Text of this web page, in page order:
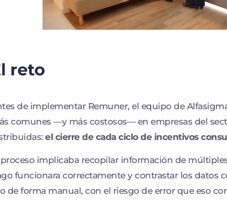
reto
de implementar Remuner, el equipo de
comunes —y más costosos— en empresas del
el cierre de cada ciclo de incentivos
proceso implicaba recopilar información de
funcionara correctamente y contrastar los datos
de forma manual, con el riesgo de error que eso